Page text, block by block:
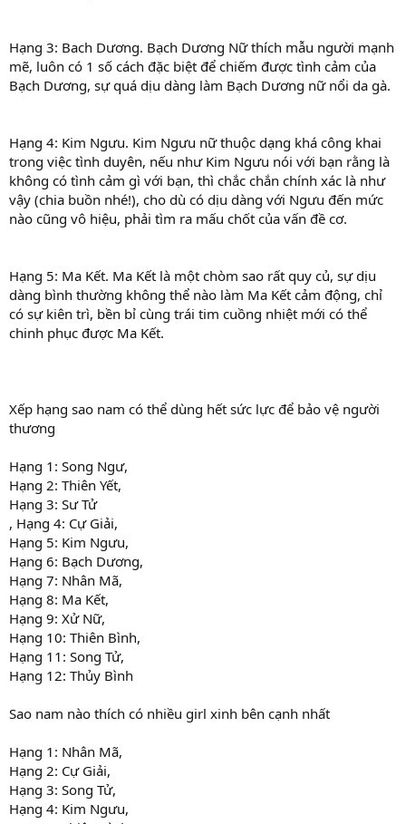
Hạng 3: Bach Dương. Bạch Dương Nữ thích mẫu người mạnh
mẽ, luôn có 1 số cách đặc biệt để chiếm được tình cảm của
Bạch Dương, sự quá dịu dàng làm Bạch Dương nữ nổi da gà.
Hạng 4: Kim Ngưu. Kim Ngưu nữ thuộc dạng khá công khai
trong việc tình duyên, nếu như Kim Ngưu nói với bạn rằng là
không có tình cảm gì với bạn, thì chắc chắn chính xác là như
vậy (chia buồn nhé!), cho dù có dịu dàng với Ngưu đến mức
nào cũng vô hiệu, phải tìm ra mấu chốt của vấn đề cơ.
Hạng 5: Ma Kết. Ma Kết là một chòm sao rất quy củ, sự dịu
dàng bình thường không thể nào làm Ma Kết cảm động, chỉ
có sự kiên trì, bền bỉ cùng trái tim cuồng nhiệt mới có thể
chinh phục được Ma Kết.
Xếp hạng sao nam có thể dùng hết sức lực để bảo vệ người
thương
Hạng 1: Song Ngư,
Hạng 2: Thiên Yết,
Hạng 3: Sư Tử
, Hạng 4: Cự Giải,
Hạng 5: Kim Ngưu,
Hạng 6: Bạch Dương,
Hạng 7: Nhân Mã,
Hạng 8: Ma Kết,
Hạng 9: Xử Nữ,
Hạng 10: Thiên Bình,
Hạng 11: Song Tử,
Hạng 12: Thủy Bình
Sao nam nào thích có nhiều girl xinh bên cạnh nhất
Hạng 1: Nhân Mã,
Hạng 2: Cự Giải,
Hạng 3: Song Tử,
Hạng 4: Kim Ngưu,